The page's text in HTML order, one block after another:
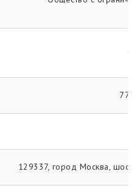
129337, город Москва,